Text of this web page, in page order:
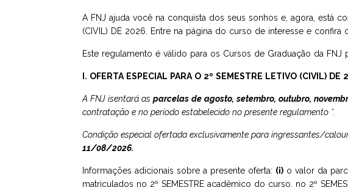
A FNJ ajuda você na conquista dos seus sonhos e, agora, está
(CIVIL) DE 2026. Entre na página do curso de interesse e confira
Este regulamento é válido para os Cursos de Graduação da FNJ
I. OFERTA ESPECIAL PARA O 2º SEMESTRE LETIVO (CIVIL) DE
A FNJ isentará as parcelas de agosto, setembro, outubro,
contratação e no período estabelecido no presente regulamento *.
Condição especial ofertada exclusivamente para ingressantes/
11/08/2026.
Informações adicionais sobre a presente oferta: (i) o valor da
matriculados no 2º SEMESTRE acadêmico do curso, no 2º